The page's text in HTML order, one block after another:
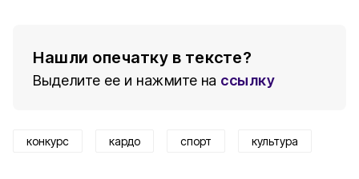
Нашли опечатку в тексте?
Выделите ее и нажмите на ссылку
конкурс кардо спорт культура